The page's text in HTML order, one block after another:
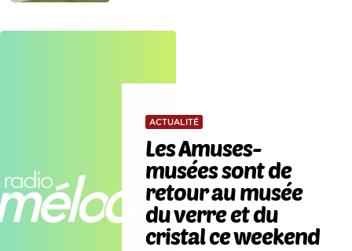
ACTUALITÉ
Les Amuses-
musées sont de
retour au musée
du verre et du
cristal ce weekend